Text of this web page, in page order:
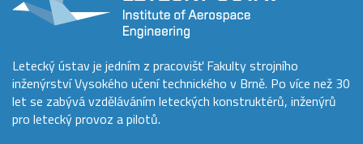
Letecký ústav je jedním z pracovišť Fakulty strojního
inženýrství Vysokého učení technického v Brně. Po více než 30
let se zabývá vzděláváním leteckých konstruktérů, inženýrů
pro letecký provoz a pilotů.